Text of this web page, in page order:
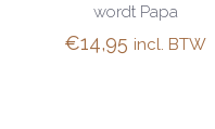
wordt Papa
€14,95 incl. BTW